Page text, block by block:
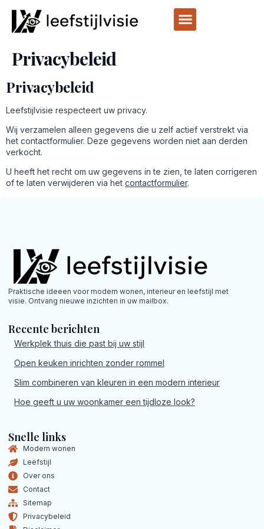
Privacybeleid
Privacybeleid
Leefstijlvisie respecteert uw privacy.
Wij verzamelen alleen gegevens die u zelf actief verstrekt via
het contactformulier. Deze gegevens worden niet aan derden
verkocht.
U heeft het recht om uw gegevens in te zien, te laten corrigeren
of te laten verwijderen via het contactformulier.
Praktische ideeen voor modern wonen, interieur en leefstijl met
visie. Ontvang nieuwe inzichten in uw mailbox.
Recente berichten
Werkplek thuis die past bij uw stijl
Open keuken inrichten zonder rommel
Slim combineren van kleuren in een modern interieur
Hoe geeft u uw woonkamer een tijdloze look?
Snelle links
Modern wonen
Leefstijl
Over ons
Contact
Sitemap
Privacybeleid